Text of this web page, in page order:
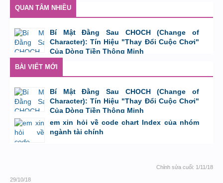
QUAN TÂM NHIỀU
Bí Mật Đằng Sau CHOCH (Change of
Character): Tín Hiệu "Thay Đổi Cuộc Chơi"
Của Dòng Tiền Thông Minh
BÀI VIẾT MỚI
Bí Mật Đằng Sau CHOCH (Change of
Character): Tín Hiệu "Thay Đổi Cuộc Chơi"
Của Dòng Tiền Thông Minh
bởi 8/8/26 lúc 11:11
em xin hỏi về code chart Index của nhóm
ngành tài chính
Chỉnh sửa cuối: 1/11/18
29/10/18